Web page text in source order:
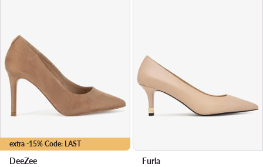
extra -15% Code: LAST
DeeZee
Furla